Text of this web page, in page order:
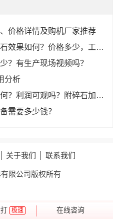
价格详情及购机厂家推荐
颚式破碎设备破碎较硬的岩石效果如何？价格多少，工作原理是？
？有生产现场视频吗？
分析
固定式破碎设备工作效率如何？利润可观吗？附碎石加工费成本分析
需要多少钱？
关于我们 联系我们
限公司版权所有
极速 在线咨询